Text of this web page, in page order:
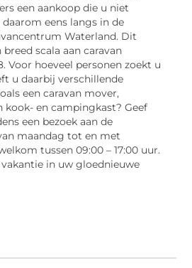
een aankoop die u niet
eens langs in de
Waterland. Dit
scala aan caravan
Voor hoeveel personen zoekt u
u daarbij verschillende
een caravan mover,
kook- en campingkast? Geef
een bezoek aan de
maandag tot en met
tussen 09:00 – 17:00 uur.
in uw gloednieuwe